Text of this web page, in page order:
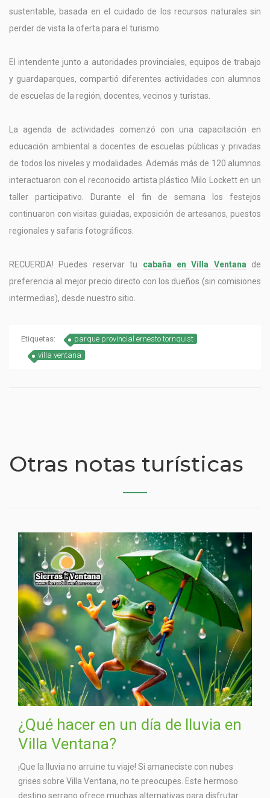
sustentable, basada en el cuidado de los recursos naturales sin
perder de vista la oferta para el turismo.
El intendente junto a autoridades provinciales, equipos de trabajo
y guardaparques, compartió diferentes actividades con alumnos
de escuelas de la región, docentes, vecinos y turistas.
La agenda de actividades comenzó con una capacitación en
educación ambiental a docentes de escuelas públicas y privadas
de todos los niveles y modalidades. Además más de 120 alumnos
interactuaron con el reconocido artista plástico Milo Lockett en un
taller participativo. Durante el fin de semana los festejos
continuaron con visitas guiadas, exposición de artesanos, puestos
regionales y safaris fotográficos.
RECUERDA! Puedes reservar tu cabaña en Villa Ventana de
preferencia al mejor precio directo con los dueños (sin comisiones
intermedias), desde nuestro sitio.
Etiquetas:
parque provincial ernesto tornquist
villa ventana
Otras notas turísticas
¿Qué hacer en un día de lluvia en
Villa Ventana?
¡Que la lluvia no arruine tu viaje! Si amaneciste con nubes
grises sobre Villa Ventana, no te preocupes. Este hermoso
destino serrano ofrece muchas alternativas para disfrutar